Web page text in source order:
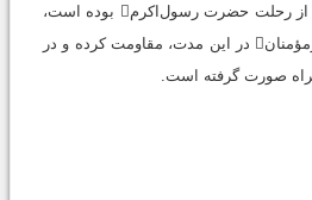
حدود، 50 روز يا 75 روزپس از رحلت حضرت رسول‌اكرم بوده است،
و اين نشان مي‌دهد كه اميرمؤمنان در اين مدت، مقاومت كرده و در
صورت گرفته است.